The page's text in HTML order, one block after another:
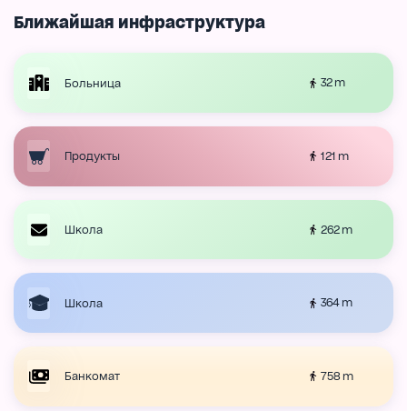
Ближайшая инфраструктура
Больница 32 m
Продукты 121 m
Школа 262 m
Школа 364 m
Банкомат 758 m